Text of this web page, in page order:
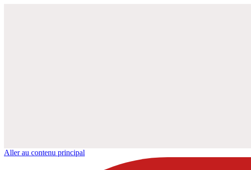
Aller au contenu principal